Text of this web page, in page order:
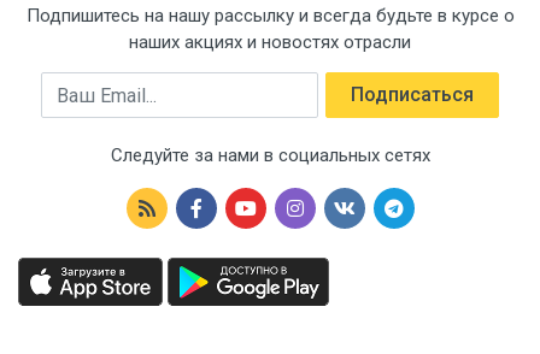
Подпишитесь на нашу рассылку и всегда будьте в курсе о
наших акциях и новостях отрасли
Email Подписаться
Следуйте за нами в социальных сетях